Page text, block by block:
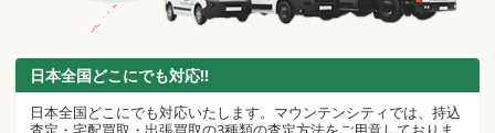
日本全国どこにでも対応!!
日本全国どこにでも対応いたします。マウンテンシティでは、持込